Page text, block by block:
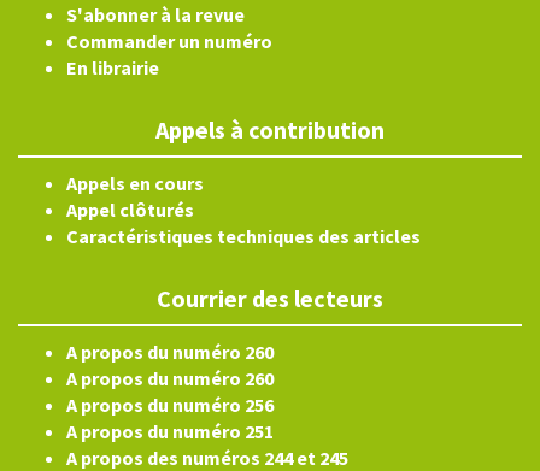
S'abonner à la revue
Commander un numéro
En librairie
Appels à contribution
Appels en cours
Appel clôturés
Caractéristiques techniques des articles
Courrier des lecteurs
A propos du numéro 260
A propos du numéro 260
A propos du numéro 256
A propos du numéro 251
A propos des numéros 244 et 245